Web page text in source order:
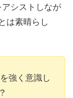
シストしなが
は素晴らし
強く意識し